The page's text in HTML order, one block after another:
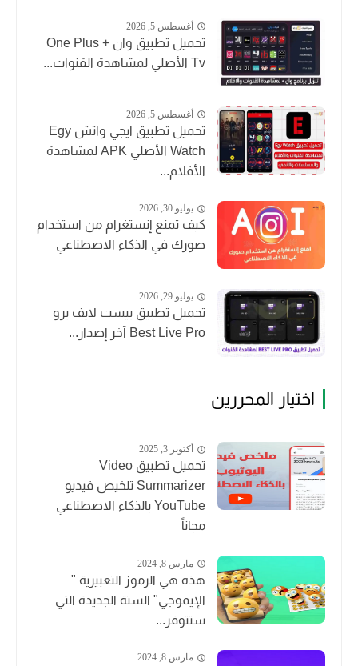
أغسطس 5, 2026
تحميل تطبيق وان + One Plus
Tv الأصلي لمشاهدة القنوات...
أغسطس 5, 2026
تحميل تطبيق ايجي واتش Egy
Watch الأصلي APK لمشاهدة
الأفلام...
يوليو 30, 2026
كيف تمنع إنستغرام من استخدام
صورك في الذكاء الاصطناعي
يوليو 29, 2026
تحميل تطبيق بيست لايف برو
Best Live Pro آخر إصدار...
اختيار المحررين
أكتوبر 3, 2025
تحميل تطبيق Video
Summarizer تلخيص فيديو
YouTube بالذكاء الاصطناعي
مجاناً
مارس 8, 2024
هذه هي الرموز التعبيرية "
الإيموجي" الستة الجديدة التي
ستتوفر...
مارس 8, 2024